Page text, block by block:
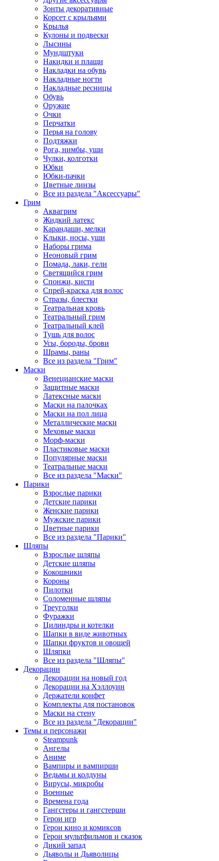
Зонты декоративные
Корсет с крыльями
Крылья
Кулоны и подвески
Лысины
Мундштуки
Накидки и плащи
Накладки на обувь
Накладные ногти
Накладные ресницы
Обувь
Оружие
Очки
Перчатки
Перья на голову
Подтяжки
Рога, нимбы, уши
Чулки, колготки
Юбки
Юбки-пачки
Цветные линзы
Все из раздела "Аксессуары"
Грим
Аквагрим
Жидкий латекс
Карандаши, мелки
Клыки, носы, уши
Наборы грима
Неоновый грим
Помада, лаки, гели
Светящийся грим
Спонжи, кисти
Спрей-краска для волос
Стразы, блестки
Театральная кровь
Театральный грим
Театральный клей
Тушь для волос
Усы, бороды, брови
Шрамы, раны
Все из раздела "Грим"
Маски
Венецианские маски
Защитные маски
Латексные маски
Маски на палочках
Маски на пол лица
Металлические маски
Меховые маски
Морф-маски
Пластиковые маски
Популярные маски
Театральные маски
Все из раздела "Маски"
Парики
Взрослые парики
Детские парики
Женские парики
Мужские парики
Цветные парики
Все из раздела "Парики"
Шляпы
Взрослые шляпы
Детские шляпы
Кокошники
Короны
Пилотки
Соломенные шляпы
Треуголки
Фуражки
Цилиндры и котелки
Шапки в виде животных
Шапки фруктов и овощей
Шляпки
Все из раздела "Шляпы"
Декорации
Декорации на новый год
Декорации на Хэллоуин
Держатели конфет
Комплекты для постановок
Маски на стену
Все из раздела "Декорации"
Темы и персонажи
Steampunk
Ангелы
Аниме
Вампиры и вампирши
Ведьмы и колдуны
Вирусы, микробы
Военные
Времена года
Гангстеры и гангстерши
Герои игр
Герои кино и комиксов
Герои мультфильмов и сказок
Дикий запад
Дьяволы и Дьяволицы